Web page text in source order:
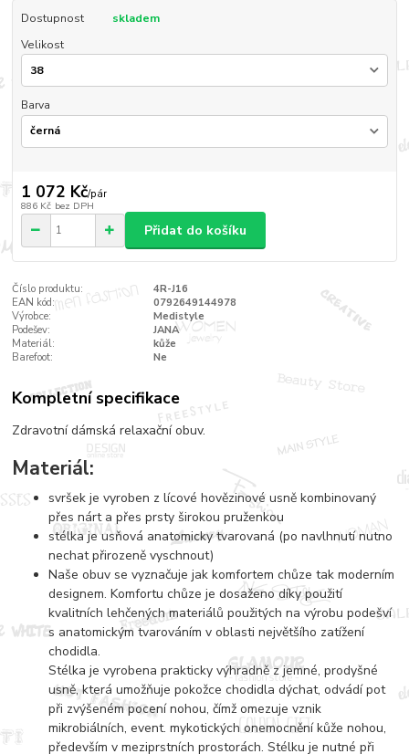
Dostupnost
skladem
Velikost
Barva
1 072 Kč/pár
886 Kč bez DPH
Přidat do košíku
Číslo produktu:
4R-J16
EAN kód:
0792649144978
Výrobce:
Medistyle
Podešev:
JANA
Materiál:
kůže
Barefoot:
Ne
Kompletní specifikace
Zdravotní dámská relaxační obuv.
Materiál:
svršek je vyroben z lícové hovězinové usně kombinovaný
přes nárt a přes prsty širokou pruženkou
stélka je usňová anatomicky tvarovaná (po navlhnutí nutno
nechat přirozeně vyschnout)
Naše obuv se vyznačuje jak komfortem chůze tak moderním
designem. Komfortu chůze je dosaženo díky použití
kvalitních lehčených materiálů použitých na výrobu podešví
s anatomickým tvarováním v oblasti největšího zatížení
chodidla.
Stélka je vyrobena prakticky výhradně z jemné, prodyšné
usně, která umožňuje pokožce chodidla dýchat, odvádí pot
při zvýšeném pocení nohou, čímž omezuje vznik
mikrobiálních, event. mykotických onemocnění kůže nohou,
především v meziprstních prostorách. Stélku je nutné při